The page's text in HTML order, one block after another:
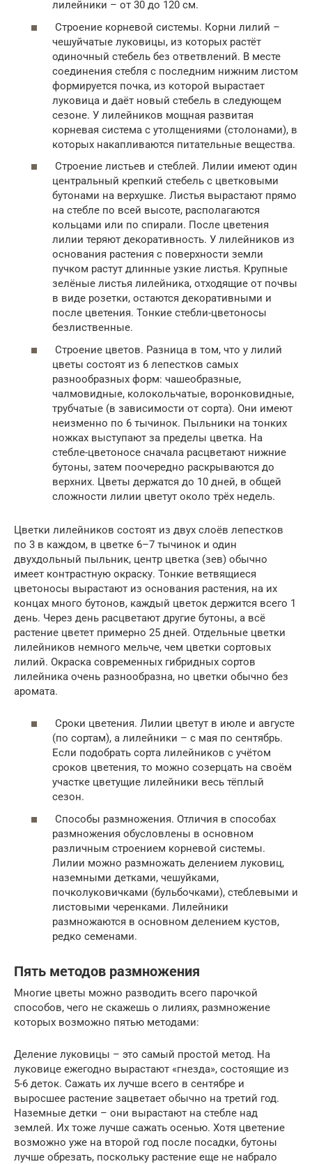
лилейники – от 30 до 120 см.
Строение корневой системы. Корни лилий –
чешуйчатые луковицы, из которых растёт
одиночный стебель без ответвлений. В месте
соединения стебля с последним нижним листом
формируется почка, из которой вырастает
луковица и даёт новый стебель в следующем
сезоне. У лилейников мощная развитая
корневая система с утолщениями (столонами), в
которых накапливаются питательные вещества.
Строение листьев и стеблей. Лилии имеют один
центральный крепкий стебель с цветковыми
бутонами на верхушке. Листья вырастают прямо
на стебле по всей высоте, располагаются
кольцами или по спирали. После цветения
лилии теряют декоративность. У лилейников из
основания растения с поверхности земли
пучком растут длинные узкие листья. Крупные
зелёные листья лилейника, отходящие от почвы
в виде розетки, остаются декоративными и
после цветения. Тонкие стебли-цветоносы
безлиственные.
Строение цветов. Разница в том, что у лилий
цветы состоят из 6 лепестков самых
разнообразных форм: чашеобразные,
чалмовидные, колокольчатые, воронковидные,
трубчатые (в зависимости от сорта). Они имеют
неизменно по 6 тычинок. Пыльники на тонких
ножках выступают за пределы цветка. На
стебле-цветоносе сначала расцветают нижние
бутоны, затем поочередно раскрываются до
верхних. Цветы держатся до 10 дней, в общей
сложности лилии цветут около трёх недель.
Цветки лилейников состоят из двух слоёв лепестков
по 3 в каждом, в цветке 6–7 тычинок и один
двухдольный пыльник, центр цветка (зев) обычно
имеет контрастную окраску. Тонкие ветвящиеся
цветоносы вырастают из основания растения, на их
концах много бутонов, каждый цветок держится всего 1
день. Через день расцветают другие бутоны, а всё
растение цветет примерно 25 дней. Отдельные цветки
лилейников немного мельче, чем цветки сортовых
лилий. Окраска современных гибридных сортов
лилейника очень разнообразна, но цветки обычно без
аромата.
Сроки цветения. Лилии цветут в июле и августе
(по сортам), а лилейники – с мая по сентябрь.
Если подобрать сорта лилейников с учётом
сроков цветения, то можно созерцать на своём
участке цветущие лилейники весь тёплый
сезон.
Способы размножения. Отличия в способах
размножения обусловлены в основном
различным строением корневой системы.
Лилии можно размножать делением луковиц,
наземными детками, чешуйками,
почколуковичками (бульбочками), стеблевыми и
листовыми черенками. Лилейники
размножаются в основном делением кустов,
редко семенами.
Пять методов размножения
Многие цветы можно разводить всего парочкой
способов, чего не скажешь о лилиях, размножение
которых возможно пятью методами:
Деление луковицы – это самый простой метод. На
луковице ежегодно вырастают «гнезда», состоящие из
5-6 деток. Сажать их лучше всего в сентябре и
выросшее растение зацветает обычно на третий год.
Наземные детки – они вырастают на стебле над
землей. Их тоже лучше сажать осенью. Хотя цветение
возможно уже на второй год после посадки, бутоны
лучше обрезать, поскольку растение еще не набрало